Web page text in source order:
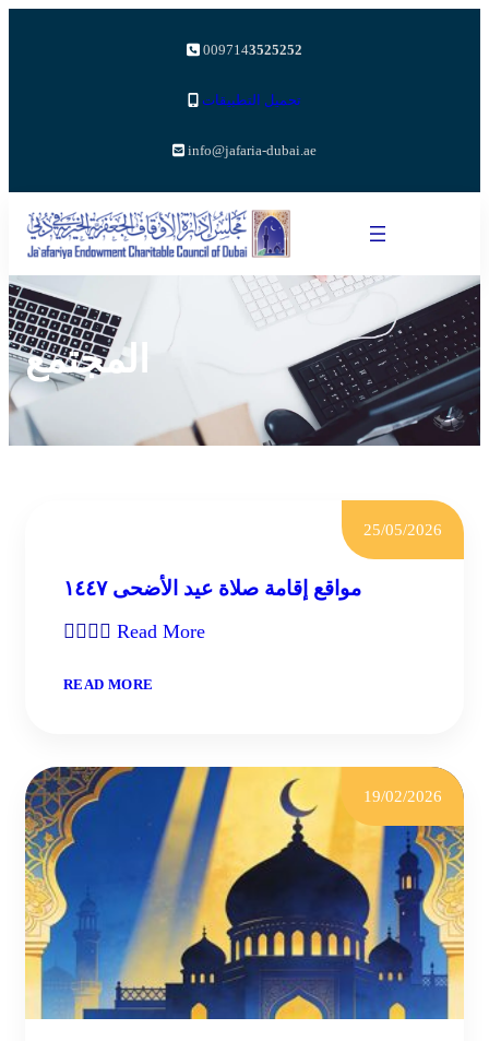
0097143525252
تحميل التطبيقات
info@jafaria-dubai.ae
المجتمع
25/05/2026
مواقع إقامة صلاة عيد الأضحى ١٤٤٧
 Read More
READ MORE
عيد
الأضحى
١٤٤٧
19/02/2026